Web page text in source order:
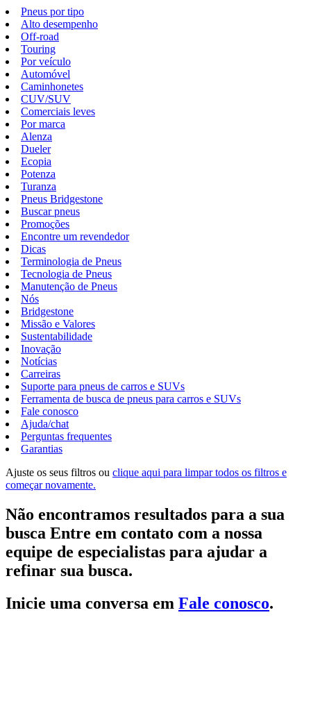
Pneus por tipo
Alto desempenho
Off-road
Touring
Por veículo
Automóvel
Caminhonetes
CUV/SUV
Comerciais leves
Por marca
Alenza
Dueler
Ecopia
Potenza
Turanza
Pneus Bridgestone
Buscar pneus
Promoções
Encontre um revendedor
Dicas
Terminologia de Pneus
Tecnologia de Pneus
Manutenção de Pneus
Nós
Bridgestone
Missão e Valores
Sustentabilidade
Inovação
Notícias
Carreiras
Suporte para pneus de carros e SUVs
Ferramenta de busca de pneus para carros e SUVs
Fale conosco
Ajuda/chat
Perguntas frequentes
Garantias
Ajuste os seus filtros ou clique aqui para limpar todos os filtros e
começar novamente.
Não encontramos resultados para a sua
busca Entre em contato com a nossa
equipe de especialistas para ajudar a
refinar sua busca.
Inicie uma conversa em Fale conosco.